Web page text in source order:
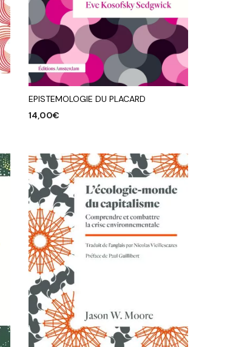
EPISTEMOLOGIE DU PLACARD
14,00€